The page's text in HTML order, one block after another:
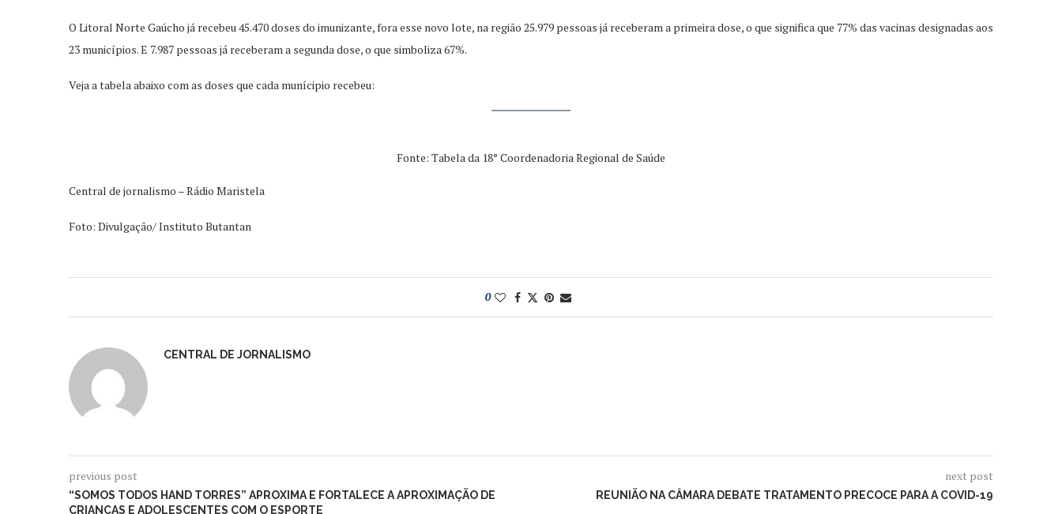
O Litoral Norte Gaúcho já recebeu 45.470 doses do imunizante, fora esse novo lote, na região 25.979 pessoas já receberam a primeira dose, o que significa que 77% das vacinas designadas aos
23 municípios. E 7.987 pessoas já receberam a segunda dose, o que simboliza 67%.
Veja a tabela abaixo com as doses que cada munícipio recebeu:
Fonte: Tabela da 18° Coordenadoria Regional de Saúde
Central de jornalismo – Rádio Maristela
Foto: Divulgação/ Instituto Butantan
0
CENTRAL DE JORNALISMO
previous post
“SOMOS TODOS HAND TORRES” APROXIMA E FORTALECE A APROXIMAÇÃO DE
CRIANÇAS E ADOLESCENTES COM O ESPORTE
next post
REUNIÃO NA CÂMARA DEBATE TRATAMENTO PRECOCE PARA A COVID-19